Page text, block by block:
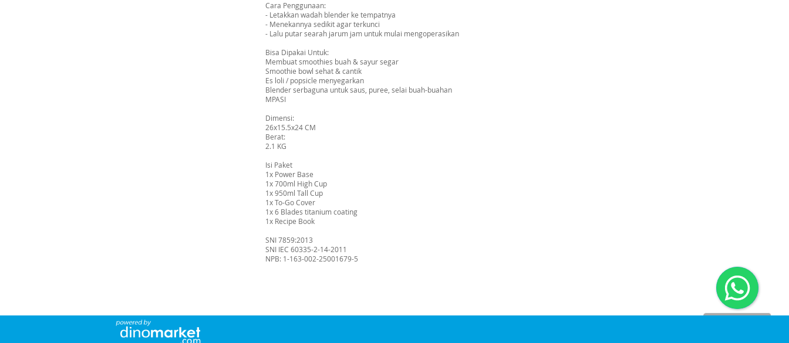
Cara Penggunaan:
- Letakkan wadah blender ke tempatnya
- Menekannya sedikit agar terkunci
- Lalu putar searah jarum jam untuk mulai mengoperasikan
Bisa Dipakai Untuk:
Membuat smoothies buah & sayur segar
Smoothie bowl sehat & cantik
Es loli / popsicle menyegarkan
Blender serbaguna untuk saus, puree, selai buah-buahan
MPASI
Dimensi:
26x15.5x24 CM
Berat:
2.1 KG
Isi Paket
1x Power Base
1x 700ml High Cup
1x 950ml Tall Cup
1x To-Go Cover
1x 6 Blades titanium coating
1x Recipe Book
SNI 7859:2013
SNI IEC 60335-2-14-2011
NPB: 1-163-002-25001679-5